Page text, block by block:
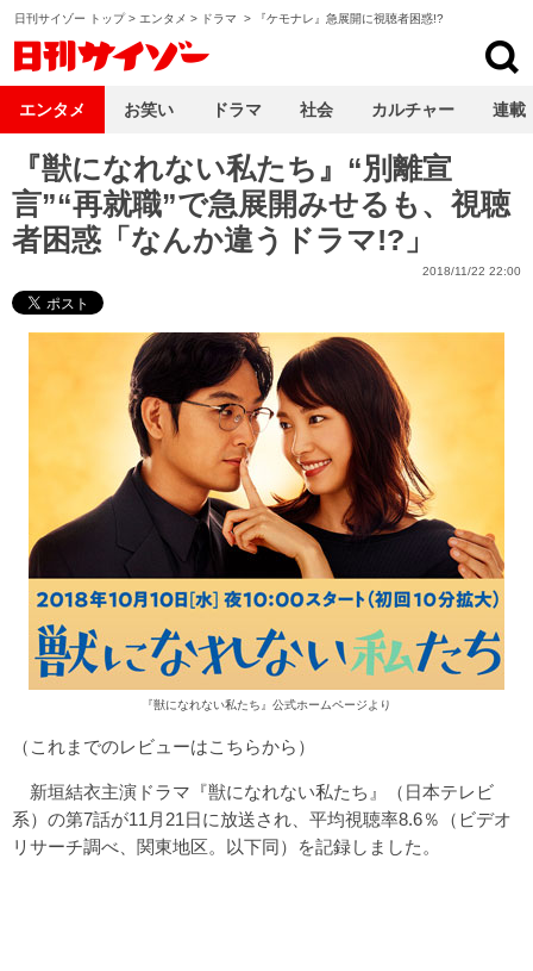
日刊サイゾー トップ> エンタメ > ドラマ > 『ケモナレ』急展開に視聴者困惑!?
『獣になれない私たち』“別離宣
言”“再就職”で急展開みせるも、視聴
者困惑「なんか違うドラマ!?」
2018/11/22 22:00
『獣になれない私たち』公式ホームページより
（これまでのレビューはこちらから）
新垣結衣主演ドラマ『獣になれない私たち』（日本テレビ
系）の第7話が11月21日に放送され、平均視聴率8.6％（ビデオ
リサーチ調べ、関東地区。以下同）を記録しました。
エンタメ お笑い ドラマ 社会 カルチャー 連載